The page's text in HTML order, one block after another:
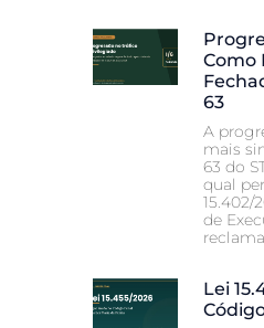
Como
63
A
mais
63 do
qual
15.402/
de
Lei